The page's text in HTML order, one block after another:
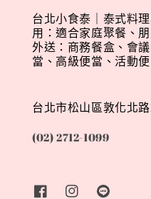
台北小食泰｜泰式料
用：適合家庭聚餐、
外送：商務餐盒、會
當、高級便當、活動
台北市松山區敦化北
(02) 2712-1099